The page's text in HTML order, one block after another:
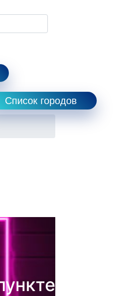
Список городов